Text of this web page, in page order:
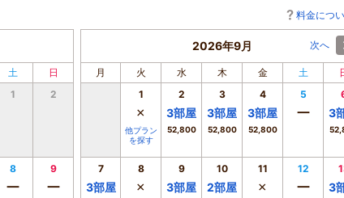
料金につ
土
日
1
2
8
ー
9
ー
2026年9月 次へ
月 火 水 木 金 土
1
×
他プラン
を探す
2
3部屋
52,800
3
3部屋
52,800
4
3部屋
52,800
5
ー 3
7
3部屋
8
×
9
3部屋
10
2部屋
11
×
12
ー 3